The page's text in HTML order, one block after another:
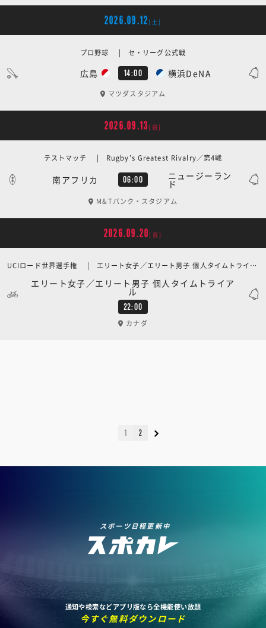
2026.09.12 [土]
広島 14:00 横浜DeNA
プロ野球 | セ・リーグ公式戦
マツダスタジアム
2026.09.13 [日]
南アフリカ 06:00 ニュージーラン
ド
テストマッチ | Rugby’s Greatest Rivalry／第4戦
M&Tバンク・スタジアム
2026.09.20 [日]
22:00
エリート女子／エリート男子 個人タイムトライア
ル
UCIロード世界選手権 | エリート女子／エリート男子 個人タイムトライアル
カナダ
1 2
スポーツ日程更新中
通知や検索などアプリ版なら全機能使い放題
今すぐ無料ダウンロード